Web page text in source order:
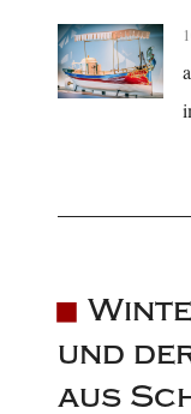
und
aus